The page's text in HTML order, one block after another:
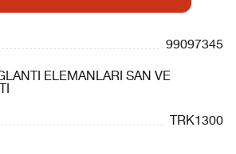
99097345
ELEMANLARI SAN VE
TRK1300